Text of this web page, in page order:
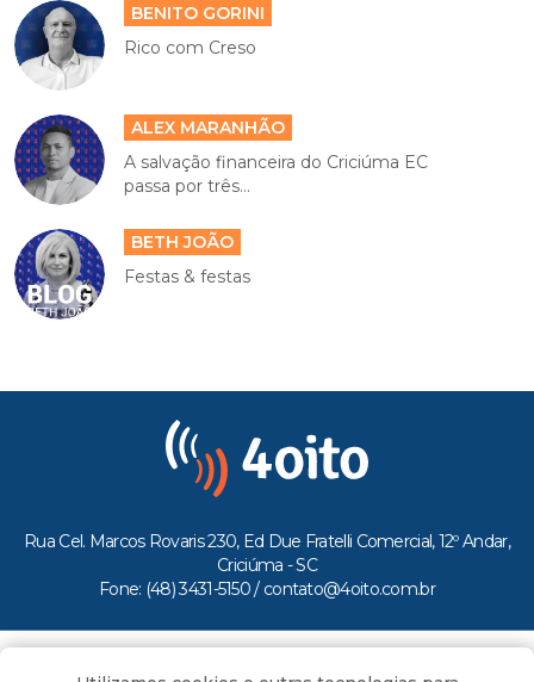
BENITO GORINI
Rico com Creso
ALEX MARANHÃO
A salvação financeira do Criciúma EC
passa por três...
BETH JOÃO
Festas & festas
Rua Cel. Marcos Rovaris 230, Ed Due Fratelli Comercial, 12º Andar,
Criciúma - SC
Fone: (48) 3431-5150 / contato@4oito.com.br